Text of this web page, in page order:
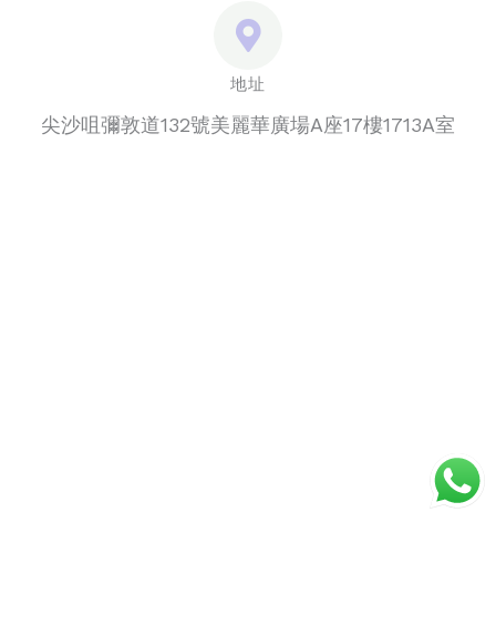
地址
尖沙咀彌敦道132號美麗華廣場A座17樓1713A室